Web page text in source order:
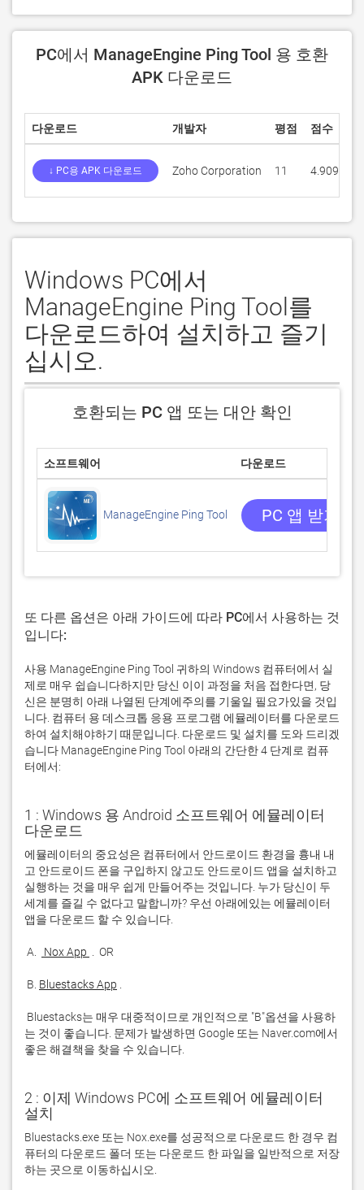
PC에서 ManageEngine Ping Tool 용 호환
APK 다운로드
다운로드 개발자 평점 점수
↓ PC용 APK 다운로드 Zoho Corporation 11 4.90909
Windows PC에서
ManageEngine Ping Tool를
다운로드하여 설치하고 즐기
십시오.
호환되는 PC 앱 또는 대안 확인
소프트웨어 다운로드
ManageEngine Ping Tool PC 앱 받기
또 다른 옵션은 아래 가이드에 따라 PC에서 사용하는 것
입니다:
사용 ManageEngine Ping Tool 귀하의 Windows 컴퓨터에서 실
제로 매우 쉽습니다하지만 당신 이이 과정을 처음 접한다면, 당
신은 분명히 아래 나열된 단계에주의를 기울일 필요가있을 것입
니다. 컴퓨터 용 데스크톱 응용 프로그램 에뮬레이터를 다운로드
하여 설치해야하기 때문입니다. 다운로드 및 설치를 도와 드리겠
습니다 ManageEngine Ping Tool 아래의 간단한 4 단계로 컴퓨
터에서:
1 : Windows 용 Android 소프트웨어 에뮬레이터
다운로드
에뮬레이터의 중요성은 컴퓨터에서 안드로이드 환경을 흉내 내
고 안드로이드 폰을 구입하지 않고도 안드로이드 앱을 설치하고
실행하는 것을 매우 쉽게 만들어주는 것입니다. 누가 당신이 두
세계를 즐길 수 없다고 말합니까? 우선 아래에있는 에뮬레이터
A. Nox App
B. Bluestacks App
는 것이 좋습니다. 문제가 발생하면 Google 또는 Naver.com에서
좋은 해결책을 찾을 수 있습니다.
2 : 이제 Windows PC에 소프트웨어 에뮬레이터
설치
Bluestacks.exe 또는 Nox.exe를 성공적으로 다운로드 한 경우 컴
퓨터의 다운로드 폴더 또는 다운로드 한 파일을 일반적으로 저장